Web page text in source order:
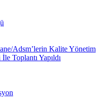
Adsm’lerin Kalite Yönetim
Toplantı Yapıldı